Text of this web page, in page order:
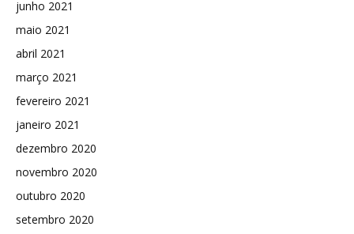
junho 2021
maio 2021
abril 2021
março 2021
fevereiro 2021
janeiro 2021
dezembro 2020
novembro 2020
outubro 2020
setembro 2020